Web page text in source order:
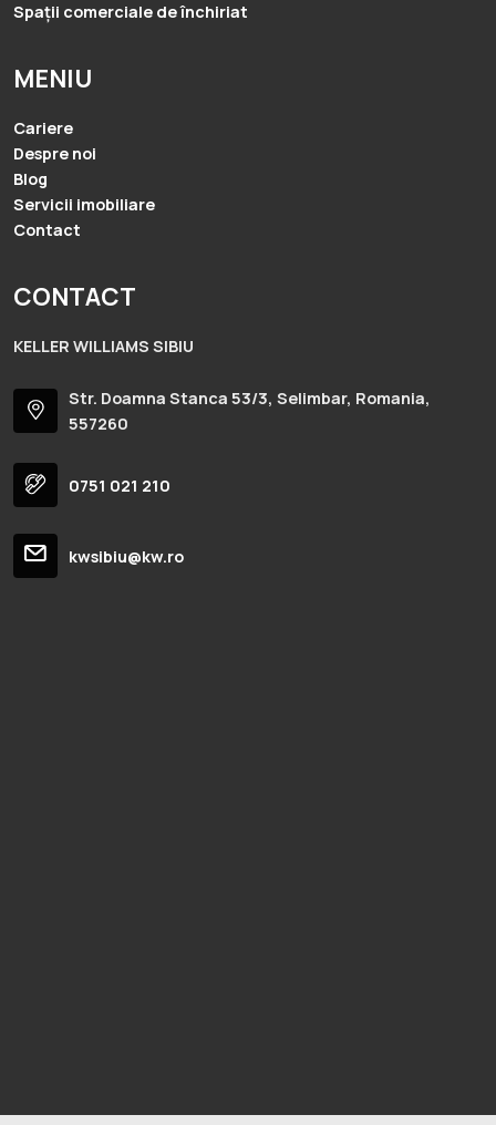
Spații comerciale de închiriat
MENIU
Cariere
Despre noi
Blog
Servicii imobiliare
Contact
CONTACT
KELLER WILLIAMS SIBIU
Str. Doamna Stanca 53/3, Selimbar, Romania,
557260
0751 021 210
kwsibiu@kw.ro